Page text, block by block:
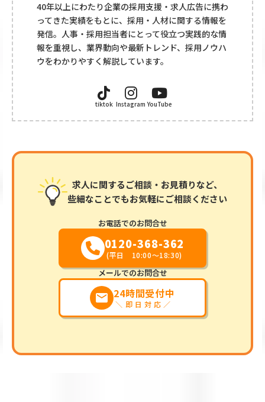
40年以上にわたり企業の採用支援・求人広告に携わ
ってきた実績をもとに、採用・人材に関する情報を
発信。人事・採用担当者にとって役立つ実践的な情
報を重視し、業界動向や最新トレンド、採用ノウハ
ウをわかりやすく解説しています。
tiktok Instagram YouTube
求人に関するご相談・お見積りなど、
些細なことでもお気軽にご相談ください
お電話でのお問合せ
0120-368-362
(平日 10:00～18:30)
メールでのお問合せ
markunread 24時間受付中
＼即日対応／